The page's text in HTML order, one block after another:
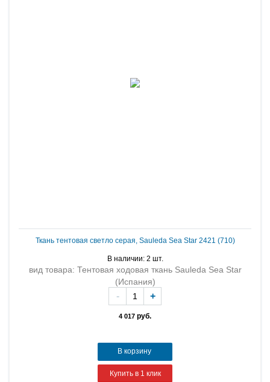
Ткань тентовая светло серая, Sauleda Sea Star 2421 (710)
В наличии: 2 шт.
вид товара: Тентовая ходовая ткань Sauleda Sea Star
(Испания)
4 017 руб.
- +
В корзину
Купить в 1 клик